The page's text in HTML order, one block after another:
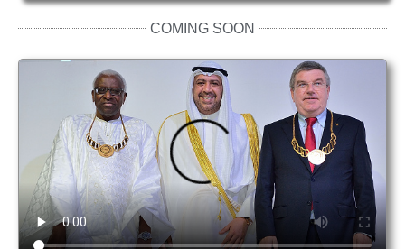
COMING SOON